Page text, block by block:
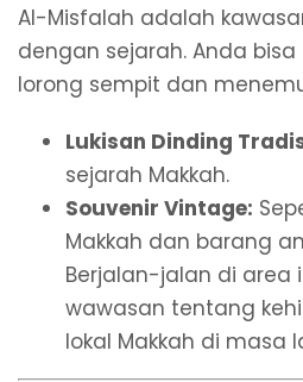
Al-Misfalah adalah
dengan sejarah. Anda
lorong sempit dan
Lukisan Dinding
sejarah Makkah.
Souvenir Vintage:
Makkah dan barang
Berjalan-jalan di area
wawasan tentang
lokal Makkah di masa